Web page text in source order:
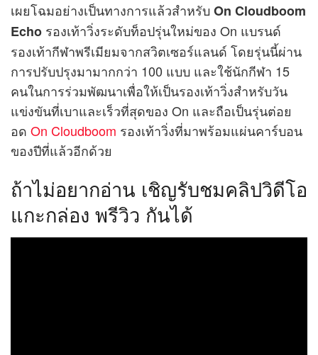
เผยโฉมอย่างเป็นทางการแล้วสำหรับOn Cloudboom
Echo รองเท้าวิ่งระดับท็อปรุ่นใหม่ของ On แบรนด์
รองเท้ากีฬาพรีเมียมจากสวิตเซอร์แลนด์ โดยรุ่นนี้ผ่าน
การปรับปรุงมามากกว่า 100 แบบ และใช้นักกีฬา 15
คนในการร่วมพัฒนาเพื่อให้เป็นรองเท้าวิ่งสำหรับวัน
แข่งขันที่เบาและเร็วที่สุดของ On และถือเป็นรุ่นต่อย
อด On Cloudboom รองเท้าวิ่งที่มาพร้อมแผ่นคาร์บอน
ของปีที่แล้วอีกด้วย
ถ้าไม่อยากอ่าน เชิญรับชมคลิปวิดีโอ
แกะกล่อง พรีวิว กันได้